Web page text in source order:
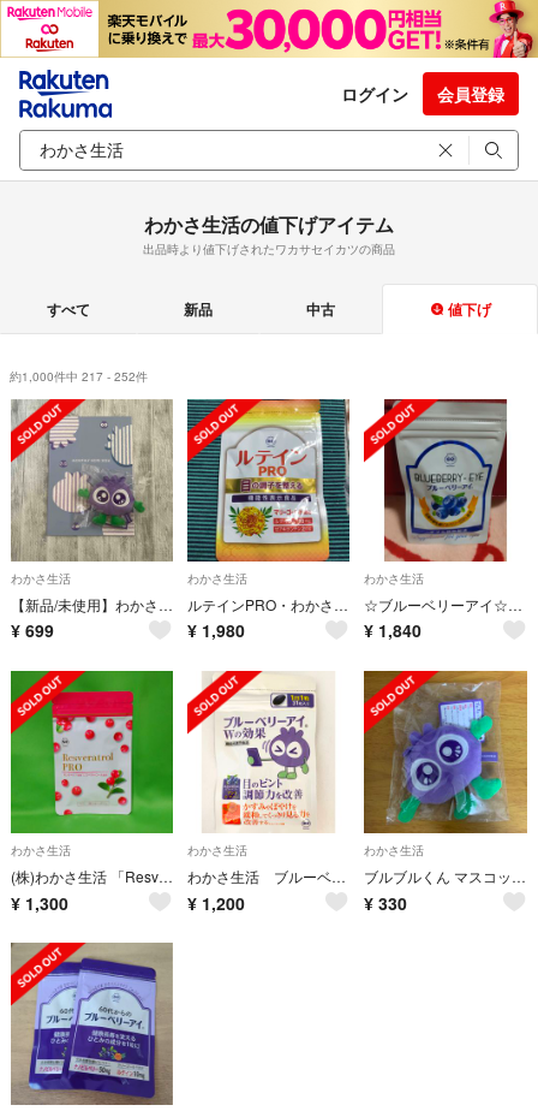
ログイン 会員登録
わかさ生活の値下げアイテム
出品時より値下げされたワカサセイカツの商品
すべて 新品 中古 値下げ
約1,000件中 217 - 252件
わかさ生活
【新品/未使用】わかさ生活 ブルブルくん
¥ 699
わかさ生活
ルテインPRO・わかさ生活
¥ 1,980
わかさ生活
☆ブルーベリーアイ☆31粒
¥ 1,840
わかさ生活
(株)わかさ生活 「Resveratrol PRO」
¥ 1,300
わかさ生活
わかさ生活 ブルーベリーアイ
¥ 1,200
わかさ生活
ブルブルくん マスコット わかさ生活 ブルーベリー
¥ 330